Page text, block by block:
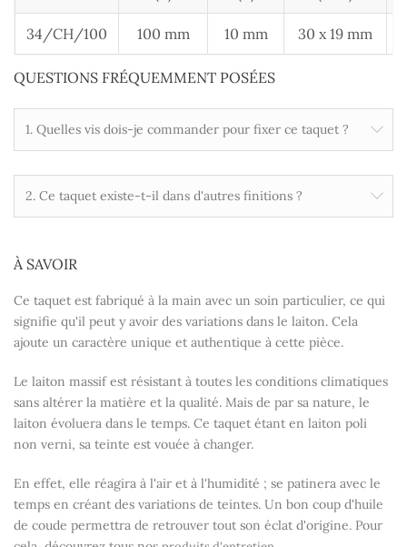
34/CH/100 100 mm 10 mm 30 x 19 mm
QUESTIONS FRÉQUEMMENT POSÉES
1. Quelles vis dois-je commander pour fixer ce taquet ?
2. Ce taquet existe-t-il dans d'autres finitions ?
À SAVOIR
Ce taquet est fabriqué à la main avec un soin particulier, ce qui
signifie qu'il peut y avoir des variations dans le laiton. Cela
ajoute un caractère unique et authentique à cette pièce.
Le laiton massif est résistant à toutes les conditions climatiques
sans altérer la matière et la qualité. Mais de par sa nature, le
laiton évoluera dans le temps. Ce taquet étant en laiton poli
non verni, sa teinte est vouée à changer.
En effet, elle réagira à l'air et à l'humidité ; se patinera avec le
temps en créant des variations de teintes. Un bon coup d'huile
de coude permettra de retrouver tout son éclat d'origine. Pour